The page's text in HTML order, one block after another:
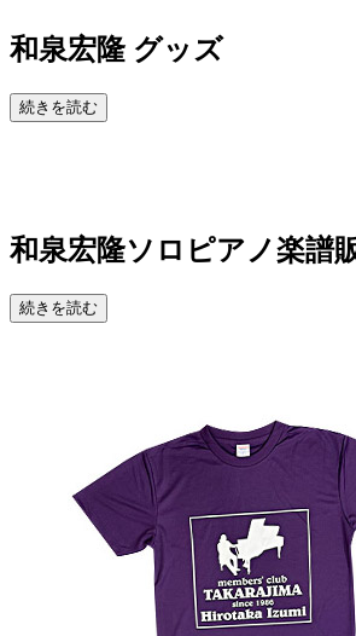
和泉宏隆 グッズ
続きを読む
和泉宏隆ソロピアノ楽譜
続きを読む